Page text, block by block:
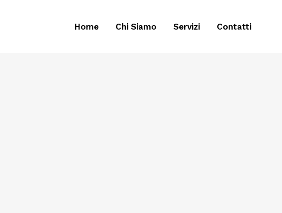
Home Chi Siamo Servizi Contatti